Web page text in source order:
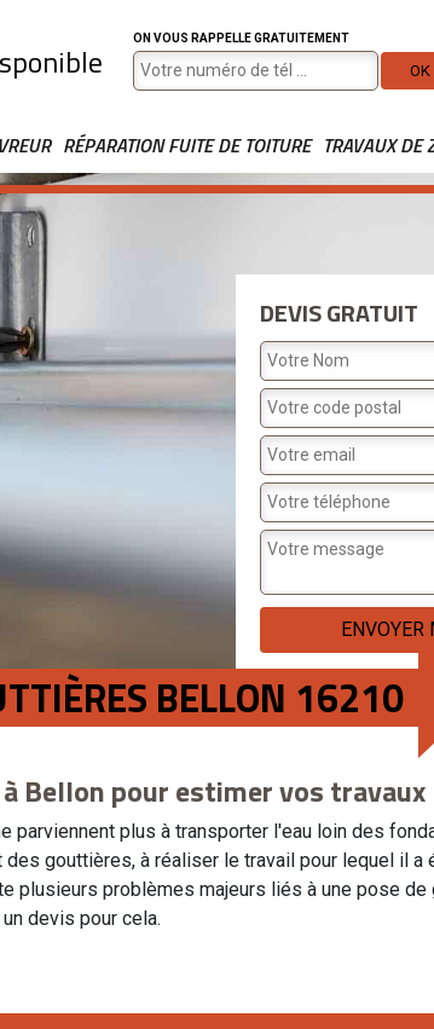
ON VOUS RAPPELLE GRATUITEMENT
RÉPARATION FUITE DE TOITURE TRAVAUX DE
DEVIS GRATUIT
BELLON 16210
Bellon pour estimer vos travaux
plus à transporter l'eau loin des
gouttières, à réaliser le travail pour lequel il a
plusieurs problèmes majeurs liés à une pose
devis pour cela.